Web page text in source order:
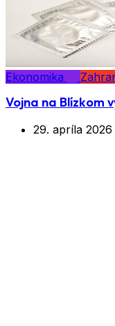
Ekonomika
Vojna na Blízkom
29. apríla 2026